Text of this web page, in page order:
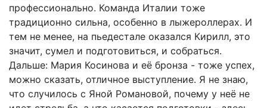
профессионально. Команда Италии тоже
традиционно сильна, особенно в лыжероллерах. И
тем не менее, на пьедестале оказался Кирилл, это
значит, сумел и подготовиться, и собраться.
Дальше: Мария Косинова и её бронза - тоже успех,
можно сказать, отличное выступление. Я не знаю,
что случилось с Яной Романовой, почему у неё не